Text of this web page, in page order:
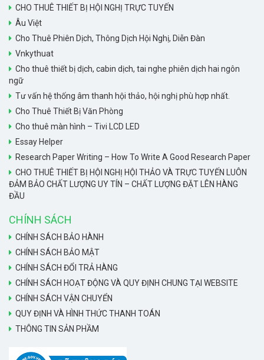
CHO THUÊ THIẾT BỊ HỘI NGHỊ TRỰC TUYẾN
Âu Việt
Cho Thuê Phiên Dịch, Thông Dịch Hội Nghị, Diễn Đàn
Vnkythuat
Cho thuê thiết bị dịch, cabin dịch, tai nghe phiên dịch hai ngôn
ngữ
Tư vấn hệ thống âm thanh hội thảo, hội nghị phù hợp nhất.
Cho Thuê Thiết Bị Văn Phòng
Cho thuê màn hình – Tivi LCD LED
Essay Helper
Research Paper Writing – How To Write A Good Research Paper
CHO THUÊ THIẾT BỊ HỘI NGHỊ HỘI THẢO VÀ TRỰC TUYẾN LUÔN
ĐẢM BẢO CHẤT LƯỢNG UY TÍN – CHẤT LƯỢNG ĐẶT LÊN HÀNG
ĐẦU
CHÍNH SÁCH
CHÍNH SÁCH BẢO HÀNH
CHÍNH SÁCH BẢO MẬT
CHÍNH SÁCH ĐỔI TRẢ HÀNG
CHÍNH SÁCH HOẠT ĐỘNG VÀ QUY ĐỊNH CHUNG TẠI WEBSITE
CHÍNH SÁCH VẬN CHUYỂN
QUY ĐỊNH VÀ HÌNH THỨC THANH TOÁN
THÔNG TIN SẢN PHẦM